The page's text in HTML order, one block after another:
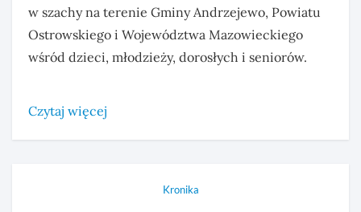
w szachy na terenie Gminy Andrzejewo, Powiatu
Ostrowskiego i Województwa Mazowieckiego
wśród dzieci, młodzieży, dorosłych i seniorów.
Czytaj więcej
Kronika